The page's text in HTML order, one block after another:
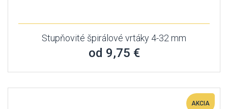
Stupňovité špirálové vrtáky 4-32 mm
od 9,75 €
AKCIA